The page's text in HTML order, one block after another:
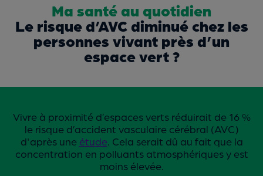
Ma santé au quotidien
Le risque d’AVC diminué chez les
personnes vivant près d’un
espace vert ?
Vivre à proximité d’espaces verts réduirait de 16 %
le risque d’accident vasculaire cérébral (AVC)
d'après une étude. Cela serait dû au fait que la
concentration en polluants atmosphériques y est
moins élevée.